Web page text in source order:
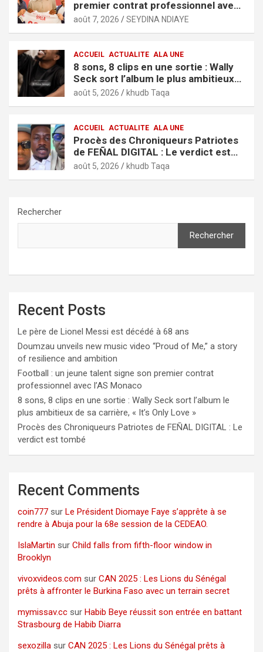
premier contrat professionnel avec
l’AS Monaco
août 7, 2026 SEYDINA NDIAYE
ACCUEIL ACTUALITE ALA UNE
8 sons, 8 clips en une sortie : Wally
Seck sort l’album le plus ambitieux
de sa carrière, « It’s Only Love »
août 5, 2026 khudb Taqa
ACCUEIL ACTUALITE ALA UNE
Procès des Chroniqueurs Patriotes
de FEÑAL DIGITAL : Le verdict est
tombé
août 5, 2026 khudb Taqa
Rechercher
Rechercher
Recent Posts
Le père de Lionel Messi est décédé à 68 ans
Doumzau unveils new music video “Proud of Me,” a story
of resilience and ambition
Football : un jeune talent signe son premier contrat
professionnel avec l’AS Monaco
8 sons, 8 clips en une sortie : Wally Seck sort l’album le
plus ambitieux de sa carrière, « It’s Only Love »
Procès des Chroniqueurs Patriotes de FEÑAL DIGITAL : Le
verdict est tombé
Recent Comments
coin777 sur Le Président Diomaye Faye s’apprête à se
rendre à Abuja pour la 68e session de la CEDEAO.
IslaMartin sur Child falls from fifth-floor window in
Brooklyn
vivoxvideos.com sur CAN 2025 : Les Lions du Sénégal
prêts à affronter le Burkina Faso avec un terrain secret
mymissav.cc sur Habib Beye réussit son entrée en battant
Strasbourg de Habib Diarra
sexozilla sur CAN 2025 : Les Lions du Sénégal prêts à